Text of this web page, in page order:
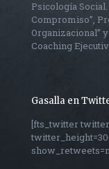
Psicología
Compromiso”,
Organizacional”
Coaching
Gasalla en
[fts_twitter